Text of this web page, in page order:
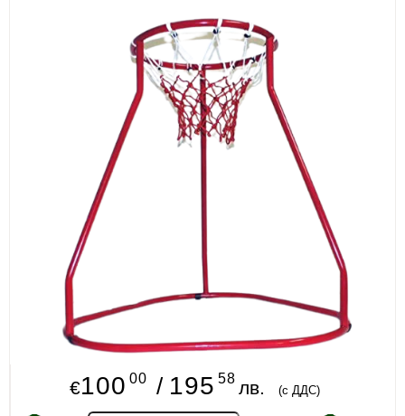
ИЗКУСТВА
СПОРТ
МЕБЕЛИ И ОБОРУДВАНЕ
КАНЦЕЛАРСКИ МАТЕРИАЛИ
НОВИ
ПРОМОЦИИ
S.T.E.M.
ИНСТРУМЕНТИ
€100 00 / 195 58 лв. (с ДДС)